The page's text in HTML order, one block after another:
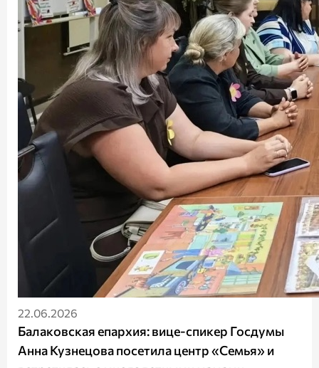
22.06.2026
Балаковская епархия: вице-спикер Госдумы
Анна Кузнецова посетила центр «Семья» и